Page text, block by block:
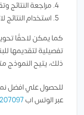
مراجعة
استخدام النتائج
كما يمكن لاحقًا
تفصيلية لتقديمها
ذلك، يتيح النموذج
للحصول علي افضل
عبر الوتس اب